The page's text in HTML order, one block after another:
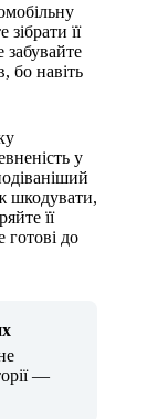
її
забувайте
бо навіть
у
шкодувати,
її
готові до
—